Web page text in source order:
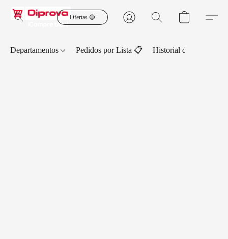
Ofertas 🟡
Departamentos Pedidos por Lista 📋 Historial de Pedidos